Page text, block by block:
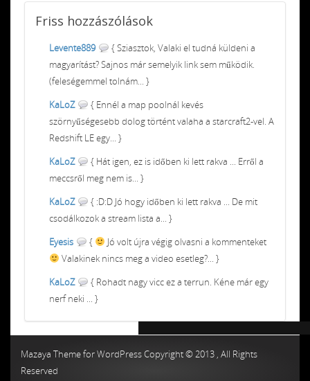
Friss hozzászólások
Levente889
{ Sziasztok, Valaki el tudná küldeni a
magyarítást? Sajnos már semelyik link sem működik.
(feleségemmel tolnám... }
KaLoZ
{ Ennél a map poolnál kevés
szörnyűségesebb dolog történt valaha a starcraft2-vel. A
Redshift LE egy... }
KaLoZ
{ Hát igen, ez is időben ki lett rakva ... Erről a
meccsről meg nem is... }
KaLoZ
{ :D:D Jó hogy időben ki lett rakva ... De mit
csodálkozok a stream lista a... }
Eyesis
{
Jó volt újra végig olvasni a kommenteket
Valakinek nincs meg a video esetleg?... }
KaLoZ
{ Rohadt nagy vicc ez a terrun. Kéne már egy
nerf neki ... }
Mazaya Theme for WordPress Copyright © 2013 , All Rights
Reserved